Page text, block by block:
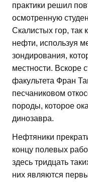
практики решил
осмотренную
Скалистых гор, так
нефти, используя
зондирования,
местности. Вскоре
факультета Фран
песчаниковом
породы, которое
динозавра.
Нефтяники
концу полевых
здесь тридцать
них являются